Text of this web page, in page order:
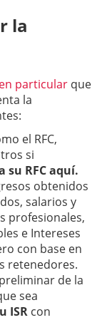
la
particular que
la
el RFC,
si
su RFC aquí.
obtenidos
salarios y
profesionales,
e Intereses
con base en
retenedores.
de la
sea
ISR con